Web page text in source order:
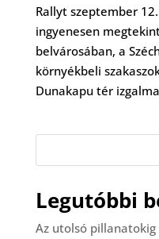
Rallyt szeptember
ingyenesen
belvárosában, a
környékbeli
Dunakapu tér
Legutóbbi
Az utolsó pillanatokig